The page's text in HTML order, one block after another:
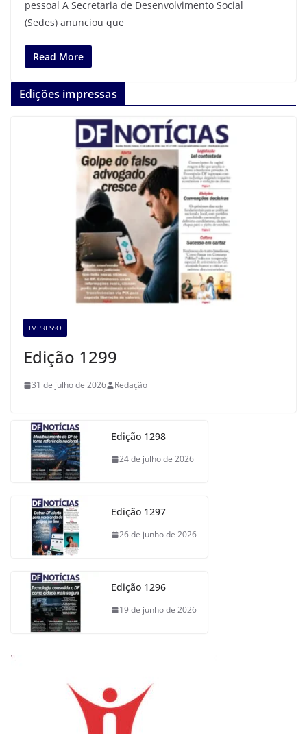
pessoal A Secretaria de Desenvolvimento Social
(Sedes) anunciou que
Read More
Edições impressas
IMPRESSO
Edição 1299
31 de julho de 2026 Redação
Edição 1298
24 de julho de 2026
Edição 1297
26 de junho de 2026
Edição 1296
19 de junho de 2026